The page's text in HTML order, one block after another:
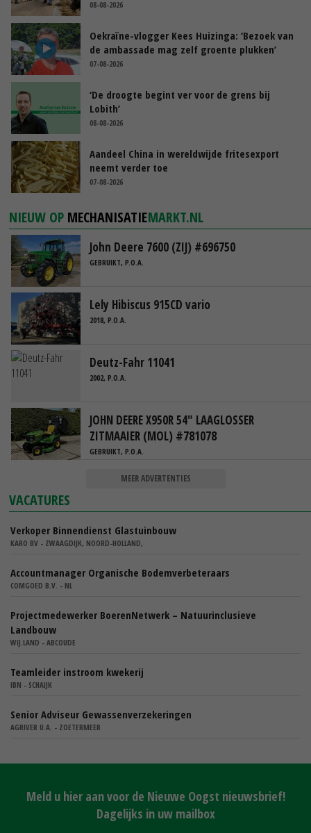
08-08-2026
Oekraïne-vlogger Kees Huizinga: ‘Bezoek van
de ambassade mag zelf groente plukken’
07-08-2026
‘De droogte begint ver voor de grens bij
Lobith’
08-08-2026
Aandeel China in wereldwijde fritesexport
neemt verder toe
07-08-2026
NIEUW OP MECHANISATIEMARKT.NL
John Deere 7600 (ZIJ) #696750
GEBRUIKT, P.O.A.
Lely Hibiscus 915CD vario
2018, P.O.A.
Deutz-Fahr 11041
2002, P.O.A.
JOHN DEERE X950R 54" LAAGLOSSER
ZITMAAIER (MOL) #781078
GEBRUIKT, P.O.A.
MEER ADVERTENTIES
VACATURES
Verkoper Binnendienst Glastuinbouw
KARO BV - ZWAAGDIJK, NOORD-HOLLAND,
Accountmanager Organische Bodemverbeteraars
COMGOED B.V. - NL
Projectmedewerker BoerenNetwerk – Natuurinclusieve
Landbouw
WIJ.LAND - ABCOUDE
Teamleider instroom kwekerij
IBN - SCHAIJK
Senior Adviseur Gewassenverzekeringen
AGRIVER U.A. - ZOETERMEER
Meld u hier aan voor de Nieuwe Oogst nieuwsbrief!
Dagelijks in uw mailbox